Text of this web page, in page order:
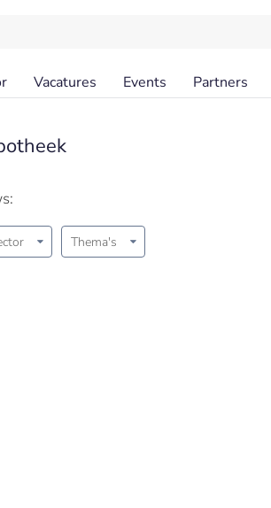
Vacatures Events Partners
Thema's